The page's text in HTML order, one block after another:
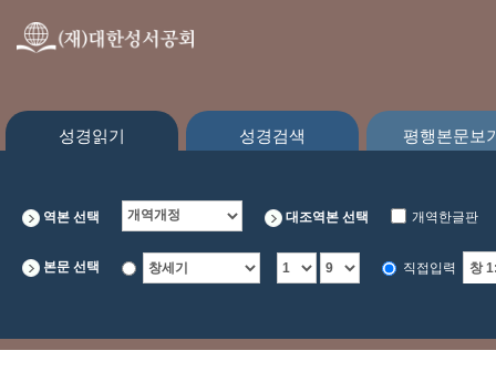
성경읽기 성경검색 평행본문보
역본 선택 대조역본 선택 개역한글판
본문 선택
직접입력